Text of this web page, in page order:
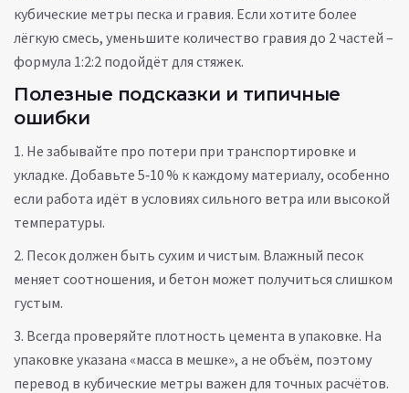
кубические метры песка и гравия. Если хотите более
лёгкую смесь, уменьшите количество гравия до 2 частей –
формула 1:2:2 подойдёт для стяжек.
Полезные подсказки и типичные
ошибки
1. Не забывайте про потери при транспортировке и
укладке. Добавьте 5‑10 % к каждому материалу, особенно
если работа идёт в условиях сильного ветра или высокой
температуры.
2. Песок должен быть сухим и чистым. Влажный песок
меняет соотношения, и бетон может получиться слишком
густым.
3. Всегда проверяйте плотность цемента в упаковке. На
упаковке указана «масса в мешке», а не объём, поэтому
перевод в кубические метры важен для точных расчётов.